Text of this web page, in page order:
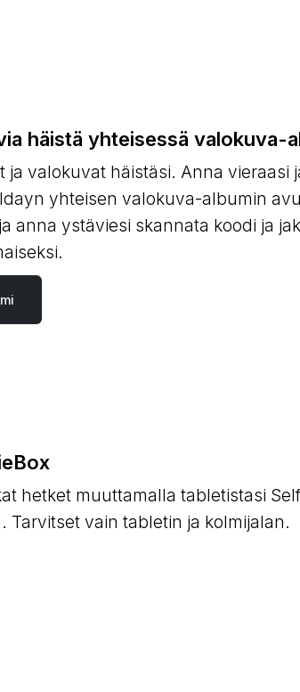
häistä yhteisessä valokuva-
ja valokuvat häistäsi. Anna vieraasi
yhteisen valokuva-albumin
anna ystäviesi skannata koodi ja
hetket muuttamalla tabletistasi
Tarvitset vain tabletin ja kolmijalan.